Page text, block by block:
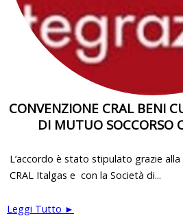
CONVENZIONE CRAL BENI
DI MUTUO SOCCORSO
L’accordo è stato stipulato grazie
CRAL Italgas e con la Società di...
Leggi Tutto ►